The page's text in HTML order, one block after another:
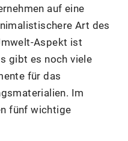
auf eine
Art des
Aspekt ist
gibt es noch viele
für das
Im
fünf wichtige